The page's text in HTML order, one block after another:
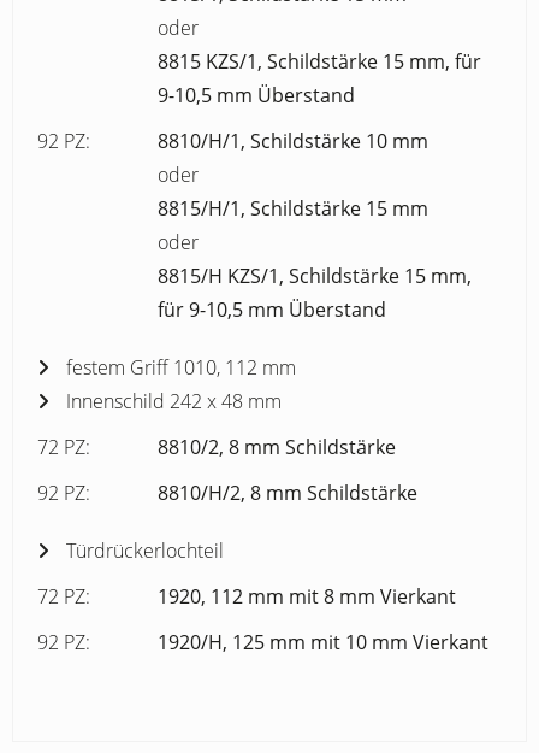
oder
8815 KZS/1, Schildstärke 15 mm, für
9-10,5 mm Überstand
92 PZ:
8810/H/1, Schildstärke 10 mm
oder
8815/H/1, Schildstärke 15 mm
oder
8815/H KZS/1, Schildstärke 15 mm,
für 9-10,5 mm Überstand
festem Griff 1010, 112 mm
Innenschild 242 x 48 mm
72 PZ:
8810/2, 8 mm Schildstärke
92 PZ:
8810/H/2, 8 mm Schildstärke
Türdrückerlochteil
72 PZ:
1920, 112 mm mit 8 mm Vierkant
92 PZ:
1920/H, 125 mm mit 10 mm Vierkant